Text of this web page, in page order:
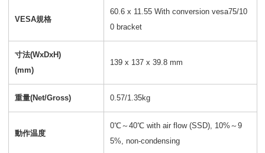
VESA規格
60.6 x 11.55 With conversion vesa75/10
0 bracket
寸法(WxDxH)
(mm)
139 x 137 x 39.8 mm
重量(Net/Gross) 0.57/1.35kg
動作温度
0℃～40℃ with air flow (SSD), 10%～9
5%, non-condensing